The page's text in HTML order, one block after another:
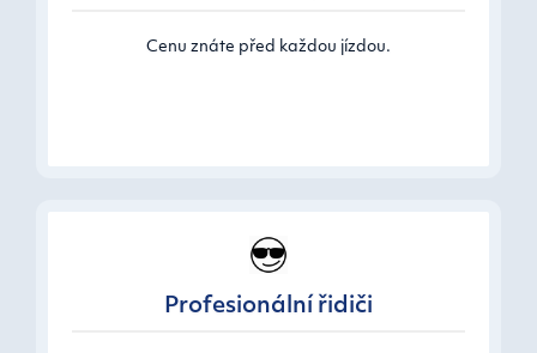
Cenu znáte před každou jízdou.
Profesionální řidiči